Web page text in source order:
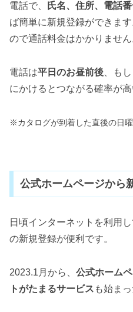
電話で、 氏名、住所、電話
ば簡単に新規登録ができま
ので通話料金はかかりません
電話は平日のお昼前後 、も
にかけるとつながる確率が高
※カタログが到着した直後の日
公式ホームページから
日頃インターネットを利用
の新規登録が便利です。
2023.1月から、 公式ホーム
トがたまるサービス も始ま